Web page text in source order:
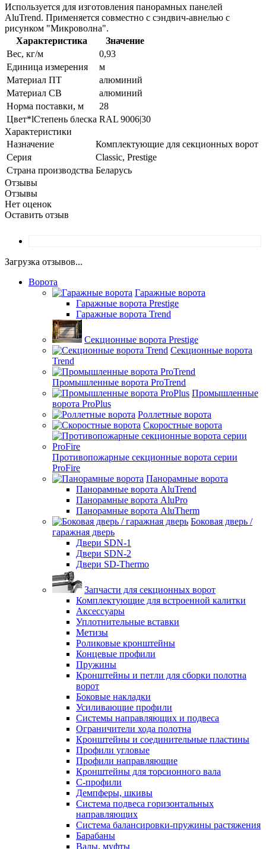
Используется для изготовления панорамных панелей
AluTrend. Применяется совместно с сэндвич-авнелью с
рисунком "Микроволна".
Характеристика
Значение
Вес, кг/м
0,93
Единица измерения
м
Материал ПТ
алюминий
Материал СВ
алюминий
Норма поставки, м
28
Цвет*lСтепень блеска RAL 9006|30
Характеристики
Назначение
Комплектующие для секционных ворот
Серия
Classic, Prestige
Страна производства Беларусь
Отзывы
Отзывы
Нет оценок
Оставить отзыв
Загрузка отзывов...
Ворота
Гаражные ворота
Гаражные ворота Prestige
Гаражные ворота Trend
Секционные ворота Prestige
Секционные ворота
Trend
Промышленные ворота ProTrend
Промышленные
ворота ProPlus
Роллетные ворота
Скоростные ворота
Противопожарные секционные ворота серии
ProFire
Панорамные ворота
Панорамные ворота AluTrend
Панорамные ворота AluPro
Панорамные ворота AluTherm
Боковая дверь /
гаражная дверь
Двери SDN-1
Двери SDN-2
Двери SD-Thermo
Запчасти для секционных ворот
Комплектующие для встроенной калитки
Аксессуары
Уплотнительные вставки
Метизы
Роликовые кронштейны
Концевые профили
Пружины
Кронштейны и петли для сборки полотна
ворот
Боковые накладки
Усиливающие профили
Системы направляющих и подвеса
Ограничители хода полотна
Кронштейны и соединительные пластины
Профили угловые
Профили направляющие
Кронштейны для торсионного вала
С-профили
Демпферы, шкивы
Система подвеса горизонтальных
направляющих
Система балансировки-пружины растяжения
Барабаны
Валы, муфты